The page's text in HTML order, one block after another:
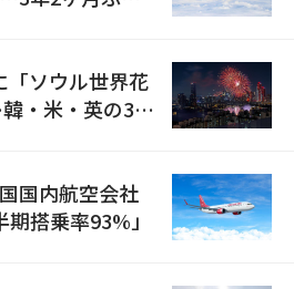
「ソウル世界花
・米・英の3カ
国内航空会社
搭乗率93%」